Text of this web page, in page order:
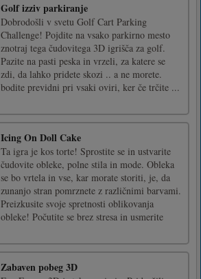
Golf izziv parkiranje
Dobrodošli v svetu Golf Cart Parking
Challenge! Pojdite na vsako parkirno mesto
znotraj tega čudovitega 3D igrišča za golf.
Pazite na pasti peska in vrzeli, za katere se
zdi, da lahko pridete skozi .. a ne morete.
bodite previdni pri vsaki oviri, ker če trčite ...
Icing On Doll Cake
Ta igra je kos torte! Sprostite se in ustvarite
čudovite obleke, polne stila in mode. Obleka
se bo vrtela in vse, kar morate storiti, je, da
zunanjo stran pomrznete z različnimi barvami.
Preizkusite svoje spretnosti oblikovanja
obleke! Počutite se brez stresa in usmerite
Zabaven pobeg 3D